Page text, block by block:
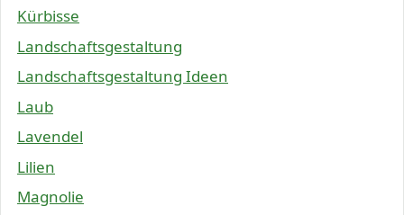
Kürbisse
Landschaftsgestaltung
Landschaftsgestaltung Ideen
Laub
Lavendel
Lilien
Magnolie